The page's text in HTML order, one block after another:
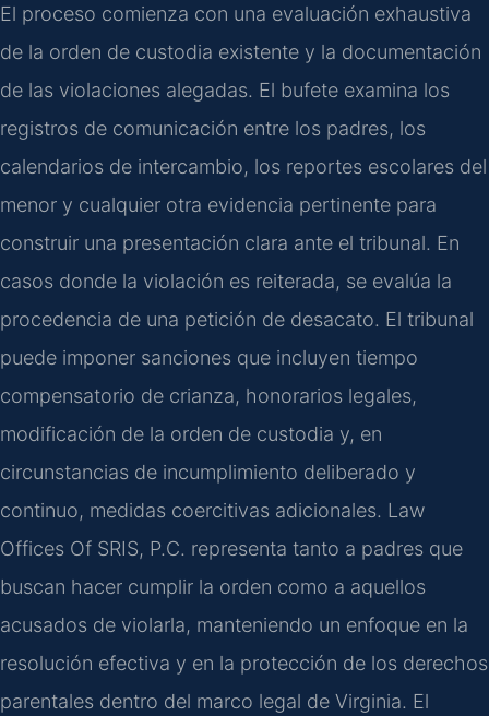
El proceso comienza con una evaluación exhaustiva
de la orden de custodia existente y la documentación
de las violaciones alegadas. El bufete examina los
registros de comunicación entre los padres, los
calendarios de intercambio, los reportes escolares del
menor y cualquier otra evidencia pertinente para
construir una presentación clara ante el tribunal. En
casos donde la violación es reiterada, se evalúa la
procedencia de una petición de desacato. El tribunal
puede imponer sanciones que incluyen tiempo
compensatorio de crianza, honorarios legales,
modificación de la orden de custodia y, en
circunstancias de incumplimiento deliberado y
continuo, medidas coercitivas adicionales. Law
Offices Of SRIS, P.C. representa tanto a padres que
buscan hacer cumplir la orden como a aquellos
acusados de violarla, manteniendo un enfoque en la
resolución efectiva y en la protección de los derechos
parentales dentro del marco legal de Virginia. El